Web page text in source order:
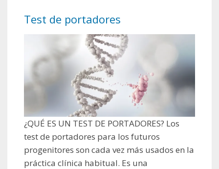
Test de portadores
¿QUÉ ES UN TEST DE PORTADORES? Los
test de portadores para los futuros
progenitores son cada vez más usados en la
práctica clínica habitual. Es una